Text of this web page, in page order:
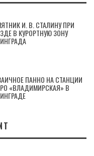
И. В. СТАЛИНУ ПРИ
В КУРОРТНУЮ ЗОНУ
ПАННО НА СТАНЦИИ
«ВЛАДИМИРСКАЯ» В